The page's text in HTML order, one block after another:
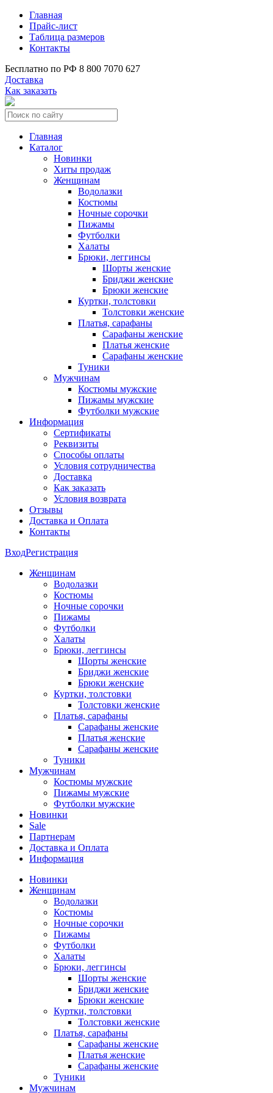
Главная
Прайс-лист
Таблица размеров
Контакты
Бесплатно по РФ 8 800 7070 627
Доставка
Как заказать
Главная
Каталог
Новинки
Хиты продаж
Женщинам
Водолазки
Костюмы
Ночные сорочки
Пижамы
Футболки
Халаты
Брюки, леггинсы
Шорты женские
Бриджи женские
Брюки женские
Куртки, толстовки
Толстовки женские
Платья, сарафаны
Сарафаны женские
Платья женские
Сарафаны женские
Туники
Мужчинам
Костюмы мужские
Пижамы мужские
Футболки мужские
Информация
Сертификаты
Реквизиты
Способы оплаты
Условия сотрудничества
Доставка
Как заказать
Условия возврата
Отзывы
Доставка и Оплата
Контакты
ВходРегистрация
Женщинам
Водолазки
Костюмы
Ночные сорочки
Пижамы
Футболки
Халаты
Брюки, леггинсы
Шорты женские
Бриджи женские
Брюки женские
Куртки, толстовки
Толстовки женские
Платья, сарафаны
Сарафаны женские
Платья женские
Сарафаны женские
Туники
Мужчинам
Костюмы мужские
Пижамы мужские
Футболки мужские
Новинки
Sale
Партнерам
Доставка и Оплата
Информация
Новинки
Женщинам
Водолазки
Костюмы
Ночные сорочки
Пижамы
Футболки
Халаты
Брюки, леггинсы
Шорты женские
Бриджи женские
Брюки женские
Куртки, толстовки
Толстовки женские
Платья, сарафаны
Сарафаны женские
Платья женские
Сарафаны женские
Туники
Мужчинам